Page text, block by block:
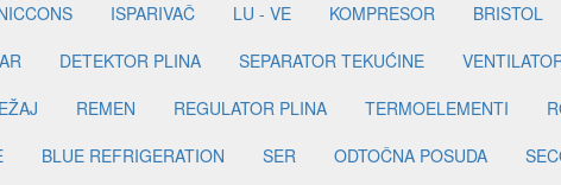
ISPARIVAČ LU - VE KOMPRESOR BRISTOL
DETEKTOR PLINA SEPARATOR TEKUĆINE
REMEN REGULATOR PLINA TERMOELEMENTI
BLUE REFRIGERATION SER ODTOČNA POSUDA